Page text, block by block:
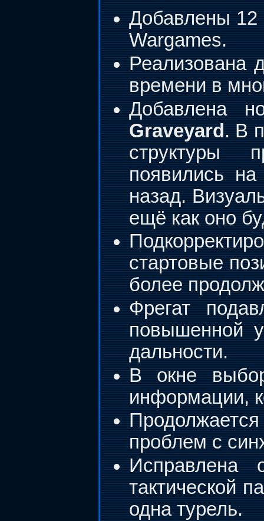
Добавлены 12
Wargames.
Реализована
времени в
Добавлена
Graveyard. В
структуры
появились
назад.
ещё как оно
стартовые
более
Фрегат
повышенной
дальности.
В окне
информации,
проблем с
Исправлена
тактической
одна турель.